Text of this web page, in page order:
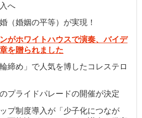
へ
（婚姻の平等）が実現！
がホワイトハウスで演奏、バイデ
を贈られました
締め」で人気を博したコレステロ
プライドパレードの開催が決定
プ制度導入が「少子化につなが